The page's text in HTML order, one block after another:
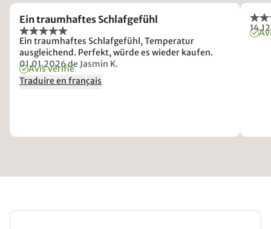
Ein traumhaftes Schlafgefühl
Ein traumhaftes Schlafgefühl, Temperatur
ausgleichend. Perfekt, würde es wieder kaufen.
01.01.2026de Jasmin K.
Avis vérifié
Traduire en français